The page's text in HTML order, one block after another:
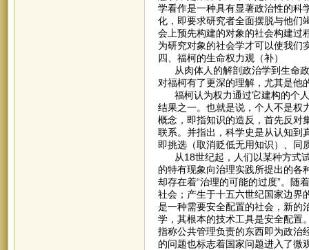
学看作是一种具有显著政治性的科
化，即要求研究者全面摆脱与他们
会上预先构建的对象的社会构建过
为研究对象的社会学才可以使我们
四、福柯的生命权力观（补）
从肉体人的解剖政治学到生命政
对福柯有了更深的理解，尤其是他
福柯认为权力通过它建构的个人
结果之一。也就是说，个人不是权
概念，即指知识的造反，首先反对
联系。并指出，科学史是从认知到
即挑选（取消贬低无用知识）、同
从18世纪起，人们以某种方式试
的特有现象向治理实践所提出的各
却存在着“治理的可能的过度”。
社会；产生于十五六世纪国家边界
是一种需要安全配置的社会，新的
学，其根本的技术工具是安全配
指称公共管理负责的东西即为政治
的问题也标志着国家问题进入了微